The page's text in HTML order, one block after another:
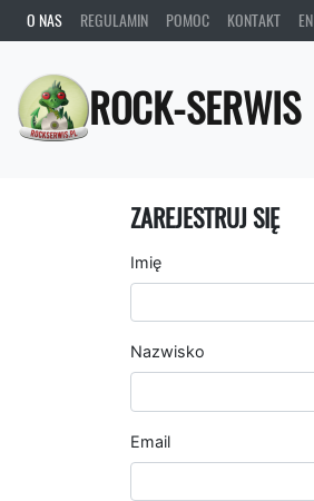
O NAS REGULAMIN POMOC KONTAKT EN
ROCK-SERWIS
ZAREJESTRUJ SIĘ
Imię
Nazwisko
Email